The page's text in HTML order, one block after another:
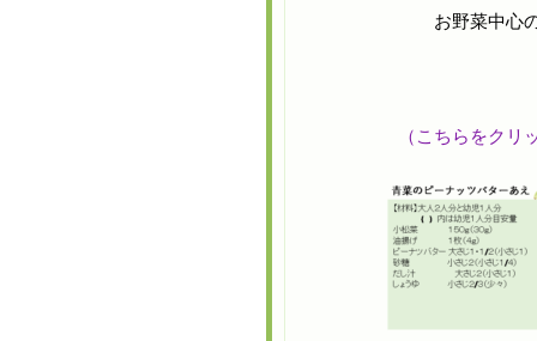
お野菜中心
（こちらをク